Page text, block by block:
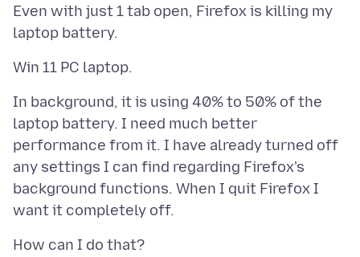
Even with just 1 tab open, Firefox is killing my
In background, it is using 40% to 50% of the
laptop battery. I need much better
performance from it. I have already turned off
any settings I can find regarding Firefox's
background functions. When I quit Firefox I